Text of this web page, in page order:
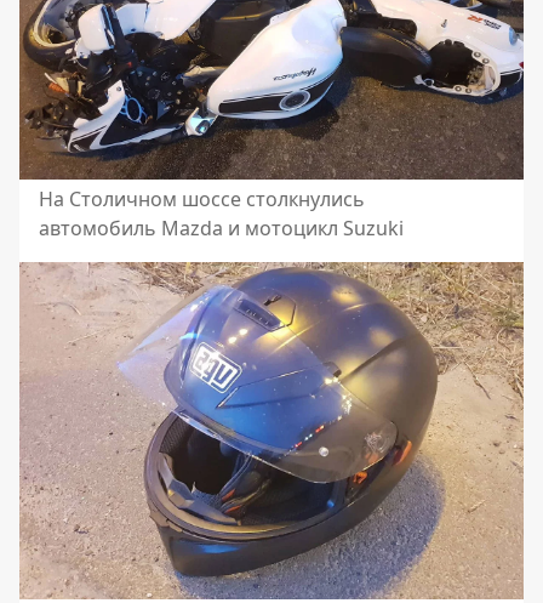
На Столичном шоссе столкнулись
автомобиль Mazda и мотоцикл Suzuki